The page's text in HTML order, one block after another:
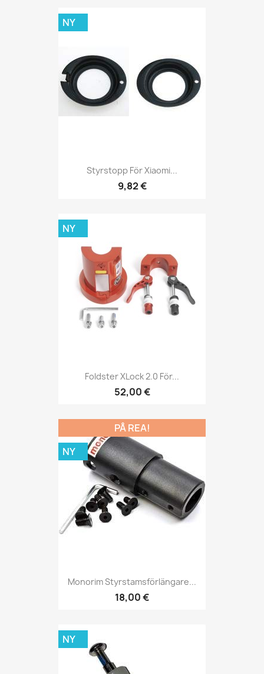
Styrstopp För Xiaomi...
9,82 €
NY
Foldster XLock 2.0 För...
52,00 €
NY
Monorim Styrstamsförlängare...
18,00 €
PÅ REA!
NY
NY